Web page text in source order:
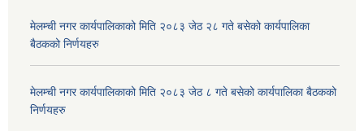
मेलम्ची नगर कार्यपालिकाको मिति २०८३ जेठ २८ गते बसेको कार्यपालिका
बैठकको निर्णयहरु
मेलम्ची नगर कार्यपालिकाको मिति २०८३ जेठ ८ गते बसेको कार्यपालिका बैठकको
निर्णयहरु